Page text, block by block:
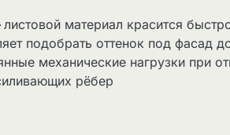
листовой материал красится
подобрать оттенок под фасад
механические нагрузки при
рёбер